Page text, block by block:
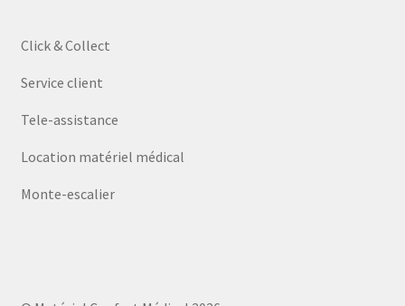
Click & Collect
Service client
Tele-assistance
Location matériel médical
Monte-escalier